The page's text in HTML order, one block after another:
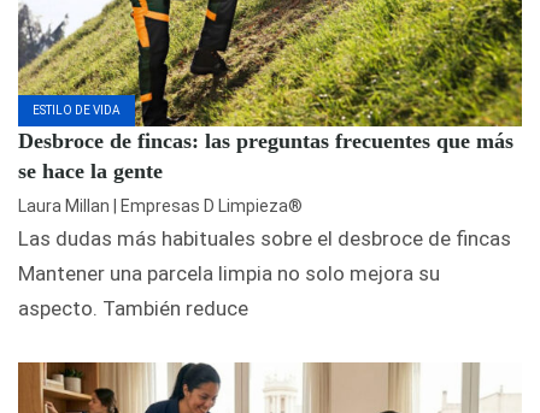
ESTILO DE VIDA
Desbroce de fincas: las preguntas frecuentes que más
se hace la gente
Laura Millan | Empresas D Limpieza®
Las dudas más habituales sobre el desbroce de fincas
Mantener una parcela limpia no solo mejora su
aspecto. También reduce